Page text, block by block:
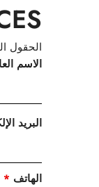
الحقول
الاسم
البريد
الهاتف *